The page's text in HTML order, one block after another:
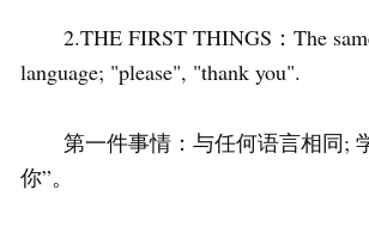
2.THE FIRST THINGS：The
language; "please", "thank you".
第一件事情：与任何语言相同;
你”。